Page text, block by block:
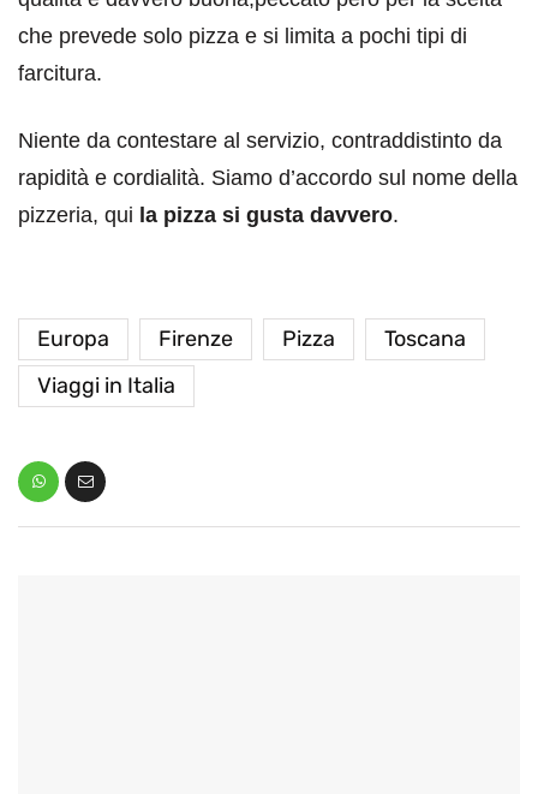
che prevede solo pizza e si limita a pochi tipi di
farcitura.
Niente da contestare al servizio, contraddistinto da
rapidità e cordialità. Siamo d’accordo sul nome della
pizzeria, qui la pizza si gusta davvero.
Europa Firenze Pizza
Toscana
Viaggi in Italia